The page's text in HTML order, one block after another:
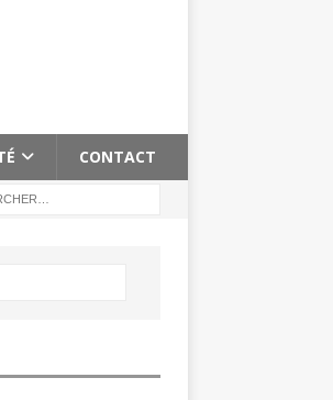
CONTACT